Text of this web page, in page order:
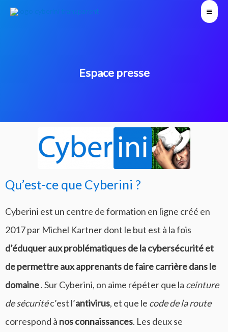
Espace presse
Qu’est-ce que Cyberini ?
Cyberini est un centre de formation en ligne créé en
2017 par Michel Kartner dont le but est à la fois
d’éduquer aux problématiques de la cybersécurité et
de permettre aux apprenants de faire carrière dans le
domaine. Sur Cyberini, on aime répéter que la ceinture
de sécuritéc’est l’antivirus, et que le code de la route
correspond à nos connaissances. Les deux se